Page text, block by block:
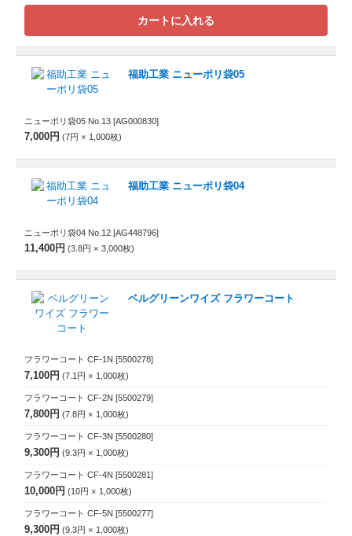
カートに入れる
福助工業 ニューポリ袋05
ニューポリ袋05 No.13 [AG000830]
7,000円 7円 1,000枚
福助工業 ニューポリ袋04
ニューポリ袋04 No.12 [AG448796]
11,400円 3.8円 3,000枚
ベルグリーンワイズ フラワーコート
フラワーコート CF-1N [5500278]
7,100円 7.1円 1,000枚
フラワーコート CF-2N [5500279]
7,800円 7.8円 1,000枚
フラワーコート CF-3N [5500280]
9,300円 9.3円 1,000枚
フラワーコート CF-4N [5500281]
10,000円 10円 1,000枚
フラワーコート CF-5N [5500277]
9,300円 9.3円 1,000枚